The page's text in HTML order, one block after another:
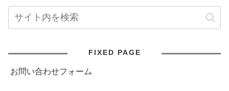
FIXED PAGE
お問い合わせフォーム